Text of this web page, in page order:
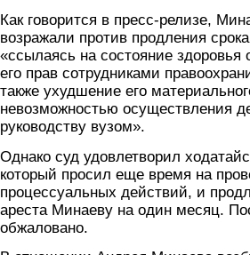
Как говорится в пресс-релизе,
возражали против продления
«ссылаясь на состояние
его прав сотрудниками
также ухудшение его
невозможностью осуществления
руководству вузом».
Однако суд удовлетворил
который просил еще время на
процессуальных действий, и
ареста Минаеву на один месяц.
обжаловано.